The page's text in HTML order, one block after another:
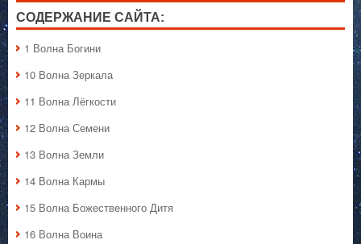
СОДЕРЖАНИЕ САЙТА:
1 Волна Богини
10 Волна Зеркала
11 Волна Лёгкости
12 Волна Семени
13 Волна Земли
14 Волна Кармы
15 Волна Божественного Дитя
16 Волна Воина